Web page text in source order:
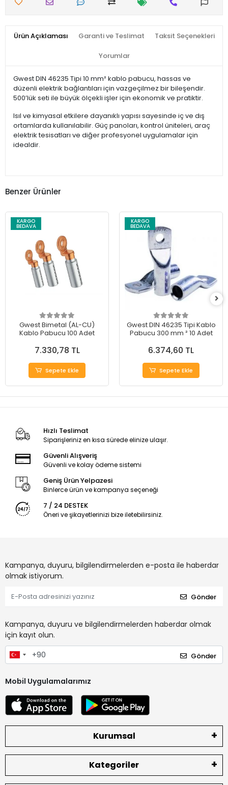
Ürün Açıklaması Garanti ve Teslimat Taksit Seçenekleri
Yorumlar
Gwest DIN 46235 Tipi 10 mm² kablo pabucu, hassas ve
düzenli elektrik bağlantıları için vazgeçilmez bir bileşendir.
500’lük seti ile büyük ölçekli işler için ekonomik ve pratiktir.
Isıl ve kimyasal etkilere dayanıklı yapısı sayesinde iç ve dış
ortamlarda kullanılabilir. Güç panoları, kontrol üniteleri, araç
elektrik tesisatları ve diğer profesyonel uygulamalar için
idealdir.
Benzer Ürünler
KARGO
BEDAVA
Gwest Bimetal (AL-CU)
Kablo Pabucu 100 Adet
7.330,78 TL
Sepete Ekle
KARGO
BEDAVA
Gwest DIN 46235 Tipi Kablo
Pabucu 300 mm ² 10 Adet
6.374,60 TL
Sepete Ekle
Hızlı Teslimat
Siparişleriniz en kısa sürede elinize ulaşır.
Güvenli Alışveriş
Güvenli ve kolay ödeme sistemi
Geniş Ürün Yelpazesi
Binlerce ürün ve kampanya seçeneği
7 / 24 DESTEK
Öneri ve şikayetlerinizi bize iletebilirsiniz.
Kampanya, duyuru, bilgilendirmelerden e-posta ile haberdar
olmak istiyorum.
Gönder
Kampanya, duyuru ve bilgilendirmelerden haberdar olmak
için kayıt olun.
Gönder
Mobil Uygulamalarımız
Kurumsal
Kategoriler